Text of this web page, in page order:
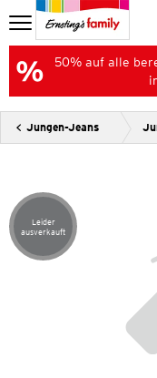
50% auf alle
Jungen-Jeans
Artikel leider ausverkauft
Leider
ausverkauft